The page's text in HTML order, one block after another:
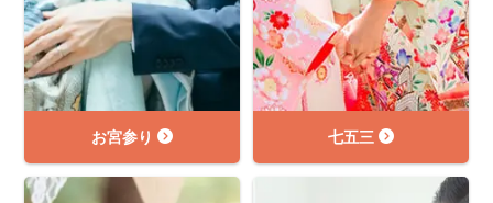
お宮参り 七五三